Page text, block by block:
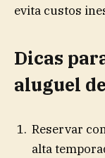
evita custos
Dicas
aluguel
Reservar
alta